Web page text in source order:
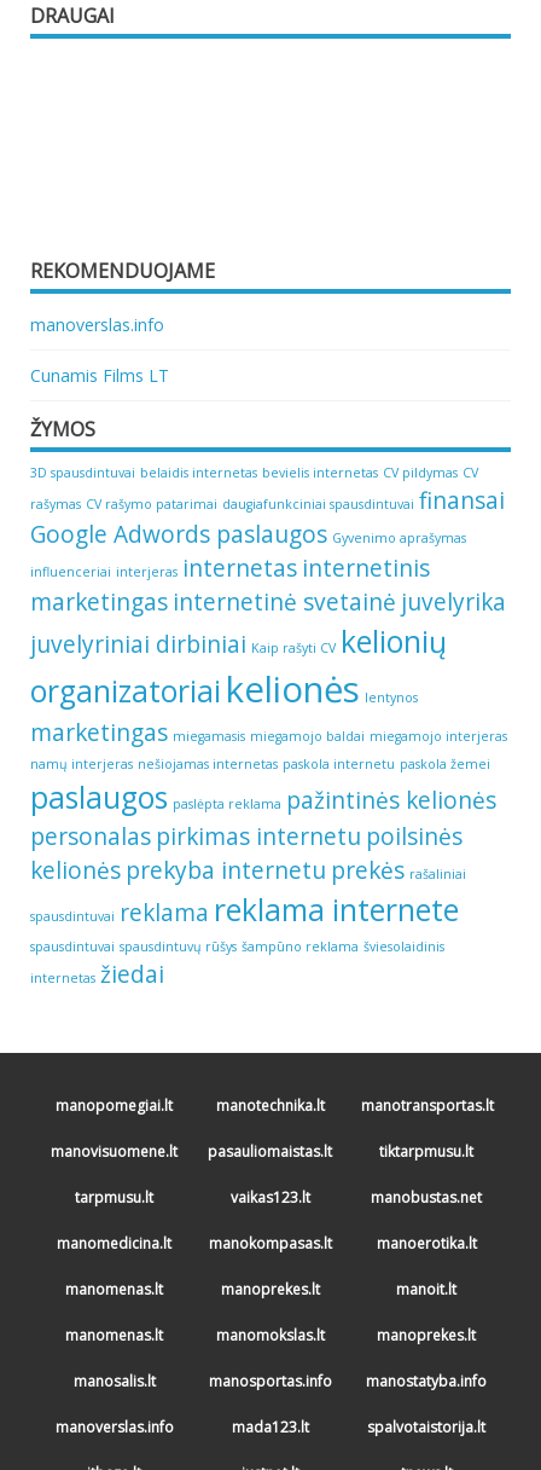
DRAUGAI
REKOMENDUOJAME
manoverslas.info
Cunamis Films LT
ŽYMOS
3D spausdintuvai belaidis internetas bevielis internetas CV pildymas CV
rašymas CV rašymo patarimai daugiafunkciniai spausdintuvai finansai
Google Adwords paslaugos Gyvenimo aprašymas
influenceriai interjeras internetas internetinis
marketingas internetinė svetainė juvelyrika
juvelyriniai dirbiniai Kaip rašyti CV kelionių
organizatoriai kelionės lentynos
marketingas miegamasis miegamojo baldai miegamojo interjeras
namų interjeras nešiojamas internetas paskola internetu paskola žemei
paslaugos paslėpta reklama pažintinės kelionės
personalas pirkimas internetu poilsinės
kelionės prekyba internetu prekės rašaliniai
spausdintuvai reklama reklama internete
spausdintuvai spausdintuvų rūšys šampūno reklama šviesolaidinis
internetas žiedai
manopomegiai.lt manotechnika.lt manotransportas.lt
manovisuomene.lt pasauliomaistas.lt tiktarpmusu.lt
tarpmusu.lt vaikas123.lt manobustas.net
manomedicina.lt manokompasas.lt manoerotika.lt
manomenas.lt manoprekes.lt manoit.lt
manomenas.lt manomokslas.lt manoprekes.lt
manosalis.lt manosportas.info manostatyba.info
manoverslas.info mada123.lt spalvotaistorija.lt